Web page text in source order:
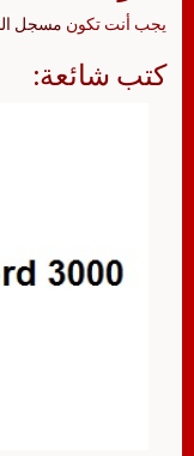
يجب أنت تكون مسجل
كتب شائعة: